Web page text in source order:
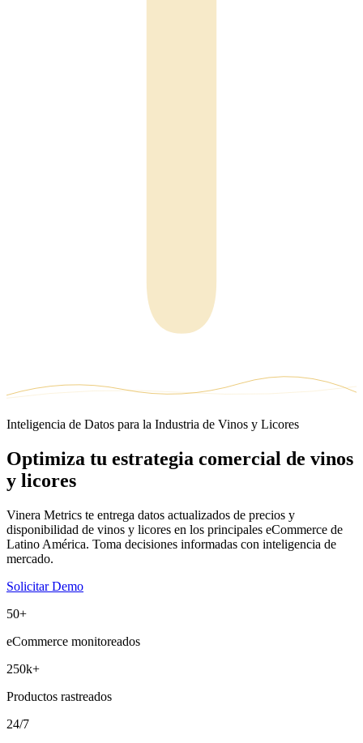
Inteligencia de Datos para la Industria de Vinos y Licores
Optimiza tu estrategia comercial de vinos
y licores
Vinera Metrics te entrega datos actualizados de precios y
disponibilidad de vinos y licores en los principales eCommerce de
Latino América. Toma decisiones informadas con inteligencia de
mercado.
Solicitar Demo
50+
eCommerce monitoreados
250k+
Productos rastreados
24/7